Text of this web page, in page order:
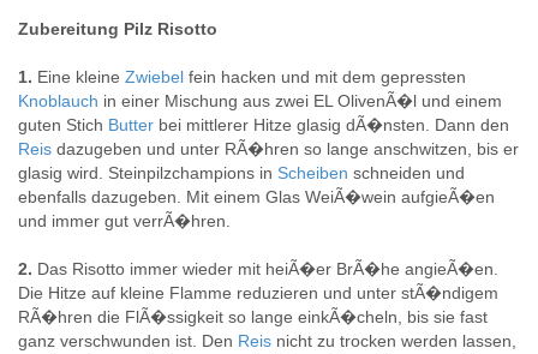
Zubereitung Pilz Risotto
1. Eine kleine Zwiebel fein hacken und mit dem gepressten
Knoblauch in einer Mischung aus zwei EL OlivenÃ�l und einem
guten Stich Butter bei mittlerer Hitze glasig dÃ�nsten. Dann den
Reis dazugeben und unter RÃ�hren so lange anschwitzen, bis er
glasig wird. Steinpilzchampions in Scheiben schneiden und
ebenfalls dazugeben. Mit einem Glas WeiÃ�wein aufgieÃ�en
und immer gut verrÃ�hren.
2. Das Risotto immer wieder mit heiÃ�er BrÃ�he angieÃ�en.
Die Hitze auf kleine Flamme reduzieren und unter stÃ�ndigem
RÃ�hren die FlÃ�ssigkeit so lange einkÃ�cheln, bis sie fast
ganz verschwunden ist. Den Reis nicht zu trocken werden lassen,